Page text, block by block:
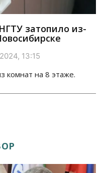
затопило из-
13:15
комнат на 8 этаже.